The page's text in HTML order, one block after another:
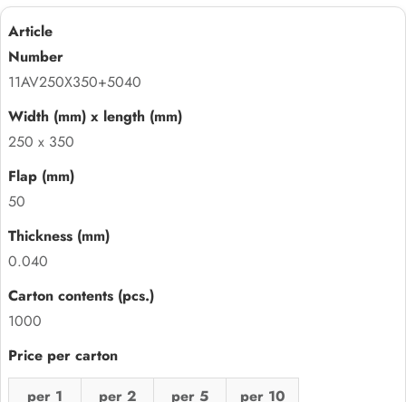
11AV250X350+5040
250 x 350
50
0.040
1000
per 1 per 2 per 5
per 10